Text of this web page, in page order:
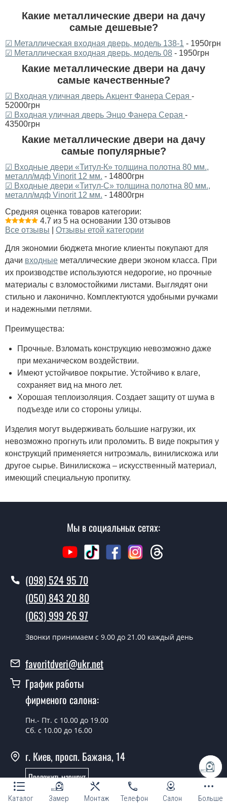
Каталог Замер Монтаж Телефон Салон Больше
Какие металлические двери на дачу
самые дешевые?
☑ Металлическая входная дверь, модель 138-1 - 1950грн
☑ Металлическая входная дверь, модель 08 - 1950грн
Какие металлические двери на дачу
самые качественные?
☑ Входная уличная дверь Акцент Фанера Серая -
52000грн
☑ Входная уличная дверь Энцо Фанера Серая -
43500грн
Какие металлические двери на дачу
самые популярные?
☑ Входные двери «Титул-К» толщина полотна 80 мм.,
металл/мдф Vinorit 12 мм. - 14800грн
☑ Входные двери «Титул-C» толщина полотна 80 мм.,
металл/мдф Vinorit 12 мм. - 14800грн
Средняя оценка товаров категории:
4.7 из 5 на основании 130 отзывов
Все отзывы
Отзывы етой категории
Для экономии бюджета многие клиенты покупают для
дачи входные металлические двери эконом класса. При
их производстве используются недорогие, но прочные
материалы с взломостойкими листами. Выглядят они
стильно и лаконично. Комплектуются удобными ручками
и надежными петлями.
Преимущества:
Прочные. Взломать конструкцию невозможно даже
при механическом воздействии.
Имеют устойчивое покрытие. Устойчиво к влаге,
сохраняет вид на много лет.
Хорошая теплоизоляция. Создает защиту от шума в
подъезде или со стороны улицы.
Изделия могут выдерживать большие нагрузки, их
невозможно прогнуть или проломить. В виде покрытия у
конструкций применяется нитроэмаль, винилискожа или
другое сырье. Винилискожа – искусственный материал,
имеющий специальную пропитку.
Мы в социальных сетях:
(098) 524 95 70
(050) 843 20 80
(063) 999 26 97
Звонки принимаем c 9.00 до 21.00 каждый день
favoritdveri@ukr.net
График работы
фирменого салона:
Пн.- Пт. с 10.00 до 19.00
Сб. с 10.00 до 16.00
г. Киев, просп. Бажана, 14
Проложить маршрут
Онлайн консультант